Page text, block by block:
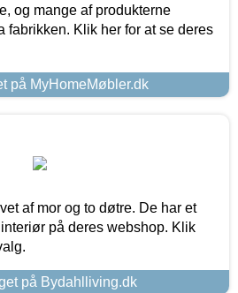
og mange af produkterne
fabrikken. Klik her for at se deres
på MyHomeMøbler.dk
af mor og to døtre. De har et
på deres webshop. Klik
på Bydahlliving.dk